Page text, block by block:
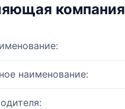
компания
наименование: